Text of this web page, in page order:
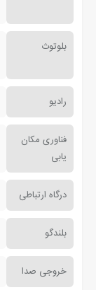
بلوتوث
رادیو
فناوری مکان
یابی
درگاه ارتباطی
بلندگو
خروجی صدا